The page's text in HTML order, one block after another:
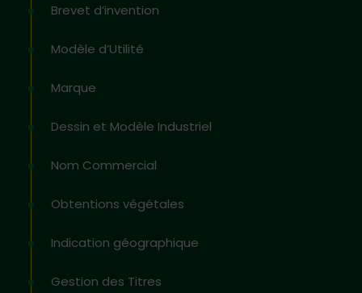
Brevet d’invention
Modèle d’Utilité
Marque
Dessin et Modèle Industriel
Nom Commercial
Obtentions végétales
Indication géographique
Gestion des Titres